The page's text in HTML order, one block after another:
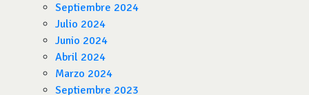
Septiembre 2024
Julio 2024
Junio 2024
Abril 2024
Marzo 2024
Septiembre 2023